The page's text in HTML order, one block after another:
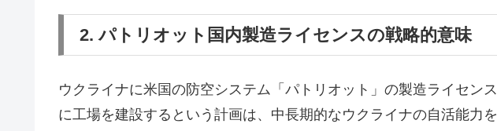
2. パトリオット国内製造ライセンスの戦略的意味
ウクライナに米国の防空システム「パトリオット」の製造ライセン
に工場を建設するという計画は、中長期的なウクライナの自活能力